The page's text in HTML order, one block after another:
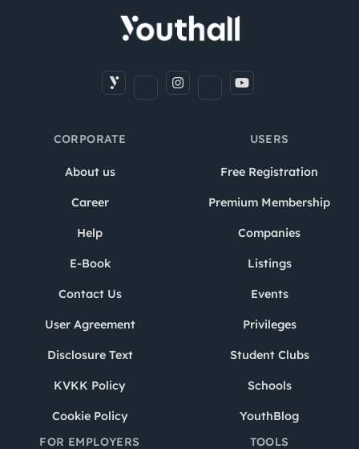
CORPORATE
About us
Career
Help
E-Book
Contact Us
User Agreement
Disclosure Text
KVKK Policy
Cookie Policy
USERS
Free Registration
Premium Membership
Companies
Listings
Events
Privileges
Student Clubs
Schools
YouthBlog
FOR EMPLOYERS
TOOLS